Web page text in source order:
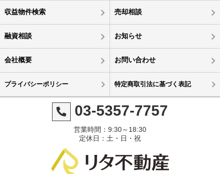
収益物件検索 売却相談
融資相談 お知らせ
会社概要 お問い合わせ
プライバシーポリシー 特定商取引法に基づく表記
03-5357-7757
営業時間：9:30～18:30
定休日：土・日・祝